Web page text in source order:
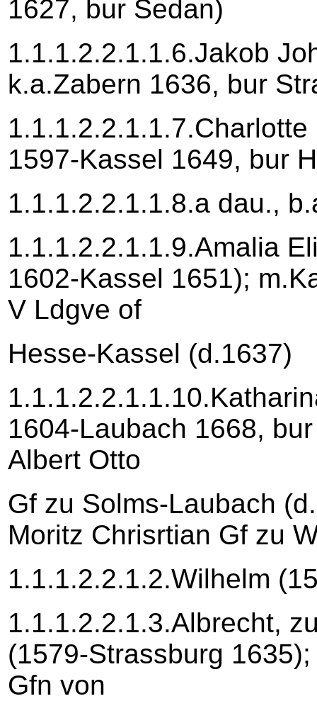
1627, bur Sedan)
1.1.1.2.2.1.1.6.Jakob
k.a.Zabern 1636, bur
1597-Kassel 1649, bur
1.1.1.2.2.1.1.8.a dau.,
1.1.1.2.2.1.1.9.Amalia
1602-Kassel 1651);
V Ldgve of
Hesse-Kassel (d.1637)
1604-Laubach 1668,
Albert Otto
Gf zu Solms-Laubach
Moritz Chrisrtian Gf zu
1.1.1.2.2.1.2.Wilhelm
1.1.1.2.2.1.3.Albrecht,
(1579-Strassburg
Gfn von